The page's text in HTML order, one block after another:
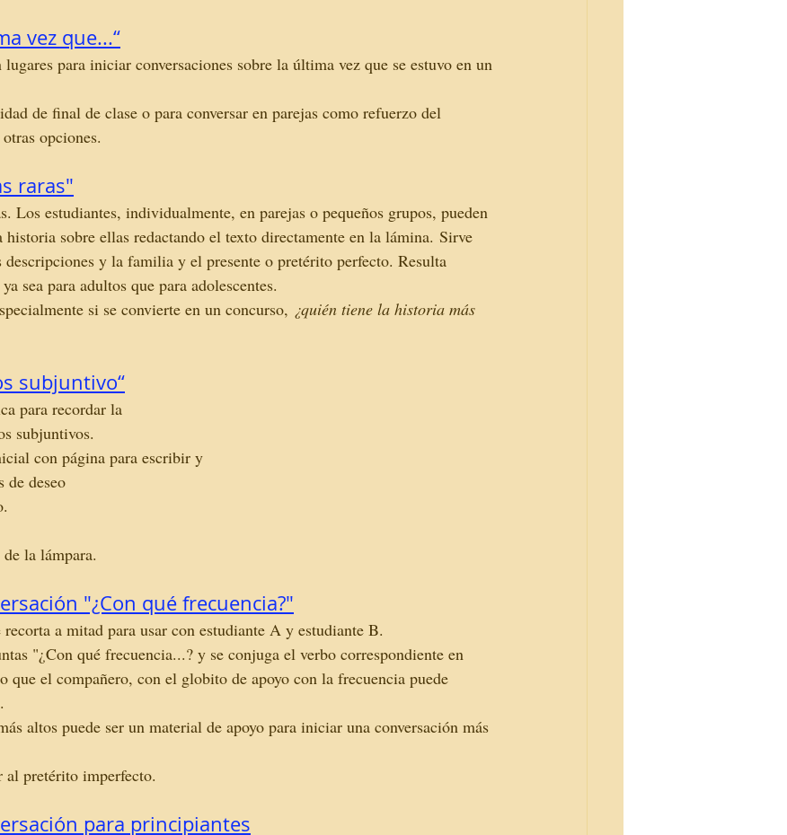
vez que...“
para iniciar conversaciones sobre la última vez que se estuvo en un
de final de clase o para conversar en parejas como refuerzo del
opciones.
raras"
Los estudiantes, individualmente, en parejas o pequeños grupos, pueden
sobre ellas redactando el texto directamente en la lámina. Sirve
descripciones y la familia y el presente o pretérito perfecto. Resulta
sea para adultos que para adolescentes.
si se convierte en un concurso, ¿quién tiene la historia más
subjuntivo“
para recordar la
subjuntivos.
con página para escribir y
de deseo
la lámpara.
"¿Con qué frecuencia?"
a mitad para usar con estudiante A y estudiante B.
"¿Con qué frecuencia...? y se conjuga el verbo correspondiente en
que el compañero, con el globito de apoyo con la frecuencia puede
altos puede ser un material de apoyo para iniciar una conversación más
al pretérito imperfecto.
para principiantes